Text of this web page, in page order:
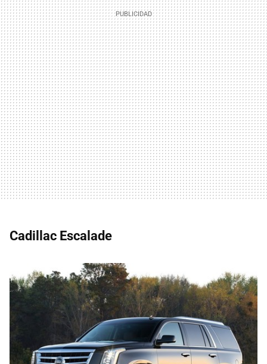
Cadillac Escalade